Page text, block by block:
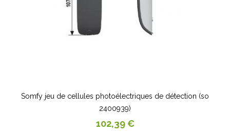
Somfy jeu de cellules photoélectriques de détection (so
2400939)
Prix
102,39 €